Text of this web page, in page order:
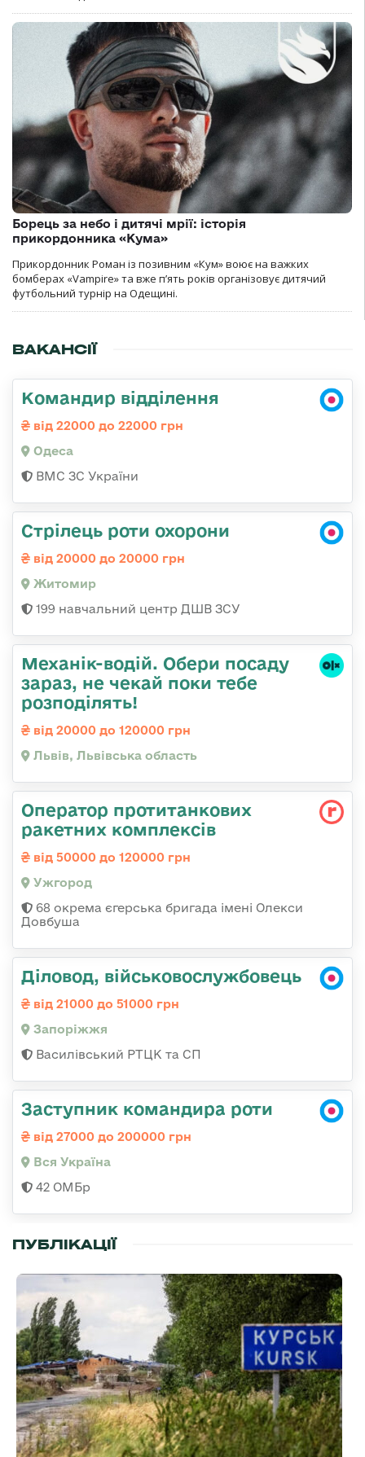
Борець за небо і дитячі мрії: історія
прикордонника «Кума»
Прикордонник Роман із позивним «Кум» воює на важких
бомберах «Vampire» та вже п’ять років організовує дитячий
футбольний турнір на Одещині.
ВАКАНСІЇ
Командир відділення
від 22000 до 22000 грн
Одеса
ВМС ЗС України
Стрілець роти охорони
від 20000 до 20000 грн
Житомир
199 навчальний центр ДШВ ЗСУ
Механік-водій. Обери посаду
зараз, не чекай поки тебе
розподілять!
від 20000 до 120000 грн
Львів, Львівська область
Оператор протитанкових
ракетних комплексів
від 50000 до 120000 грн
Ужгород
68 окрема єгерська бригада імені Олекси
Довбуша
Діловод, військовослужбовець
від 21000 до 51000 грн
Запоріжжя
Василівський РТЦК та СП
Заступник командира роти
від 27000 до 200000 грн
Вся Україна
42 ОМБр
ПУБЛІКАЦІЇ